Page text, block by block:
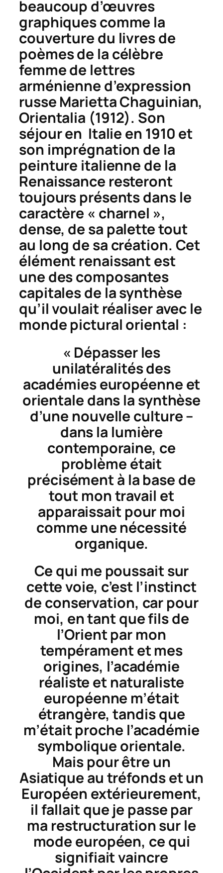
beaucoup d’œuvres
graphiques comme la
couverture du livres de
poèmes de la célèbre
femme de lettres
arménienne d’expression
russe Marietta Chaguinian,
Orientalia (1912). Son
séjour en Italie en 1910 et
son imprégnation de la
peinture italienne de la
Renaissance resteront
toujours présents dans le
caractère « charnel »,
dense, de sa palette tout
au long de sa création. Cet
élément renaissant est
une des composantes
capitales de la synthèse
qu’il voulait réaliser avec le
monde pictural oriental :
« Dépasser les
unilatéralités des
académies européenne et
orientale dans la synthèse
d’une nouvelle culture –
dans la lumière
contemporaine, ce
problème était
précisément à la base de
tout mon travail et
apparaissait pour moi
comme une nécessité
organique.
Ce qui me poussait sur
cette voie, c’est l’instinct
de conservation, car pour
moi, en tant que fils de
l’Orient par mon
tempérament et mes
origines, l’académie
réaliste et naturaliste
européenne m’était
étrangère, tandis que
m’était proche l’académie
symbolique orientale.
Mais pour être un
Asiatique au tréfonds et un
Européen extérieurement,
il fallait que je passe par
ma restructuration sur le
mode européen, ce qui
signifiait vaincre